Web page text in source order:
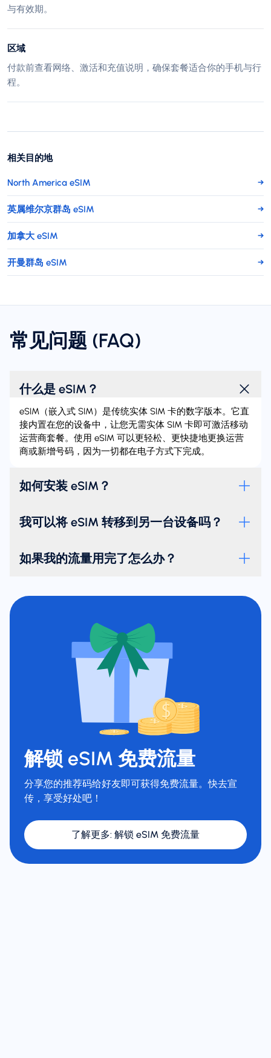
与有效期。
区域
付款前查看网络、激活和充值说明，确保套餐适合你的手机与行
程。
相关目的地
North America eSIM →
英属维尔京群岛 eSIM →
加拿大 eSIM →
开曼群岛 eSIM →
常见问题 (FAQ)
什么是 eSIM？
eSIM（嵌入式 SIM）是传统实体 SIM 卡的数字版本。它直
接内置在您的设备中，让您无需实体 SIM 卡即可激活移动
运营商套餐。使用 eSIM 可以更轻松、更快捷地更换运营
商或新增号码，因为一切都在电子方式下完成。
如何安装 eSIM？
我可以将 eSIM 转移到另一台设备吗？
如果我的流量用完了怎么办？
解锁 eSIM 免费流量
分享您的推荐码给好友即可获得免费流量。快去宣
传，享受好处吧！
了解更多: 解锁 eSIM 免费流量